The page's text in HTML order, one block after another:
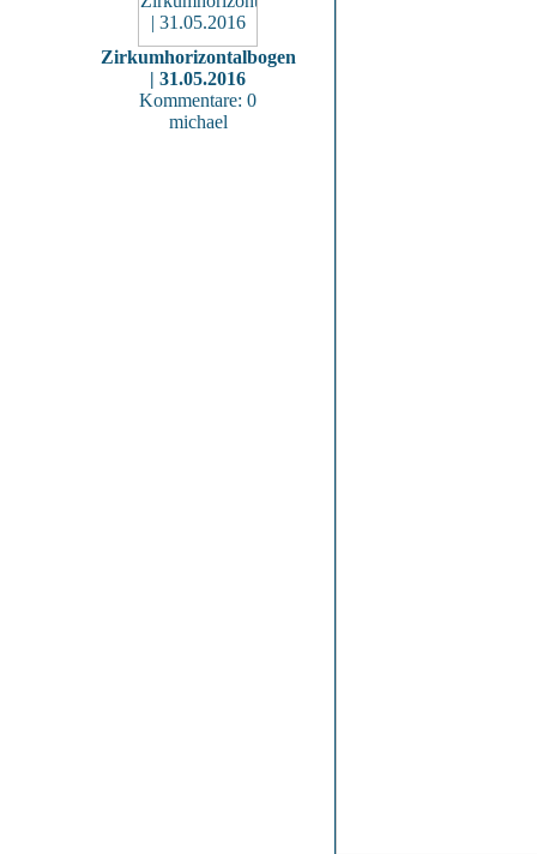
Zirkumhorizontalbogen
| 31.05.2016
Kommentare: 0
michael